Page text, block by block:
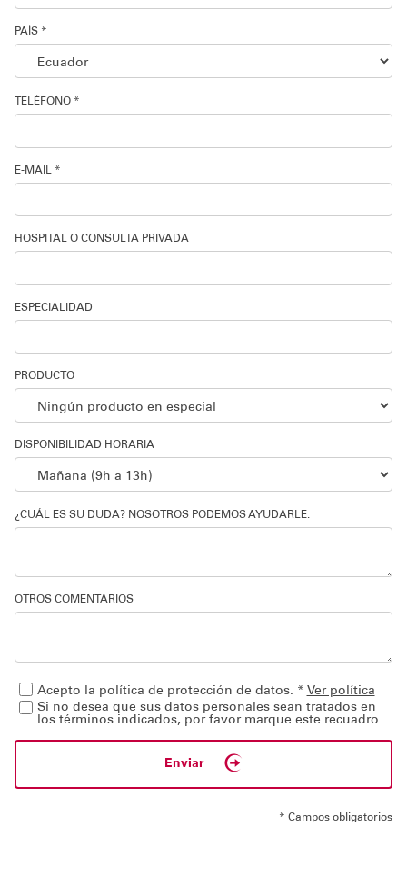
PAÍS *
TELÉFONO *
E-MAIL *
HOSPITAL O CONSULTA PRIVADA
ESPECIALIDAD
PRODUCTO
DISPONIBILIDAD HORARIA
¿CUÁL ES SU DUDA? NOSOTROS PODEMOS AYUDARLE.
OTROS COMENTARIOS
Acepto la política de protección de datos. * Ver política
Si no desea que sus datos personales sean tratados en
los términos indicados, por favor marque este recuadro.
Enviar
* Campos obligatorios